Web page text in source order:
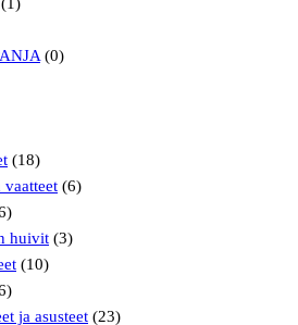
(0)
(18)
vaatteet (6)
huivit (3)
(10)
ja asusteet (23)